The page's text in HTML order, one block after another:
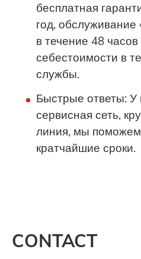
бесплатная
год, обслуживание
в течение 48
себестоимости в
службы.
Быстрые ответы: У
сервисная сеть,
линия, мы
кратчайшие сроки.
CONTACT